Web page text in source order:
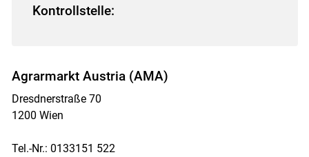
Kontrollstelle:
Agrarmarkt Austria (AMA)
Dresdnerstraße 70
1200 Wien
Tel.-Nr.: 0133151 522